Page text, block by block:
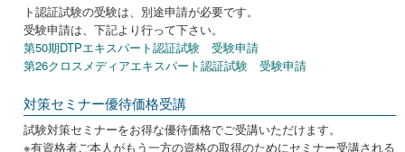
ト認証試験の受験は、別途申請が必要です。
受験申請は、下記より行って下さい。
第50期DTPエキスパート認証試験 受験申請
第26クロスメディアエキスパート認証試験 受験申請
対策セミナー優待価格受講
試験対策セミナーをお得な優待価格でご受講いただけます。
※有資格者ご本人がもう一方の資格の取得のためにセミナー受講される